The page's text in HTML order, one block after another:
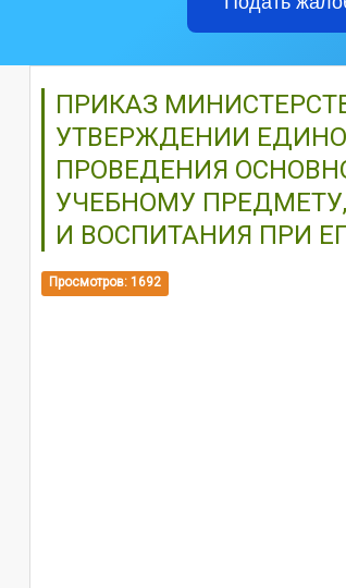
ПРИКАЗ
УТВЕРЖДЕНИИ
ПРОВЕДЕНИЯ
УЧЕБНОМУ
И ВОСПИТАНИЯ ПРИ
Просмотров: 1692